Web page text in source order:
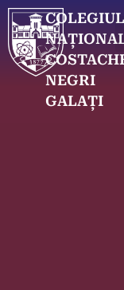
COLEGIUL
NEGRI
GALAȚI